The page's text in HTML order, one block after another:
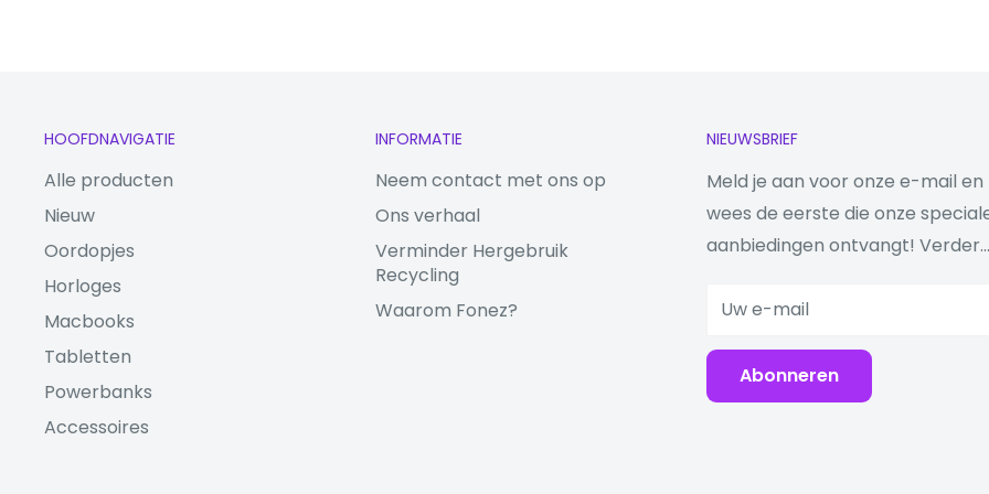
HOOFDNAVIGATIE
Alle producten
Nieuw
Oordopjes
Horloges
Macbooks
Tabletten
Powerbanks
Accessoires
INFORMATIE
Neem contact met ons op
Ons verhaal
Verminder Hergebruik
Recycling
Waarom Fonez?
NIEUWSBRIEF
Meld je aan voor onze e-mail en
wees de eerste die onze
aanbiedingen ontvangt! Verder...
Uw e-mail
Abonneren